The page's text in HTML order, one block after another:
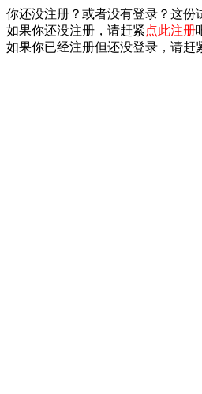
你还没注册？或者没有登录？这
如果你还没注册，请赶紧点此注册
如果你已经注册但还没登录，请赶